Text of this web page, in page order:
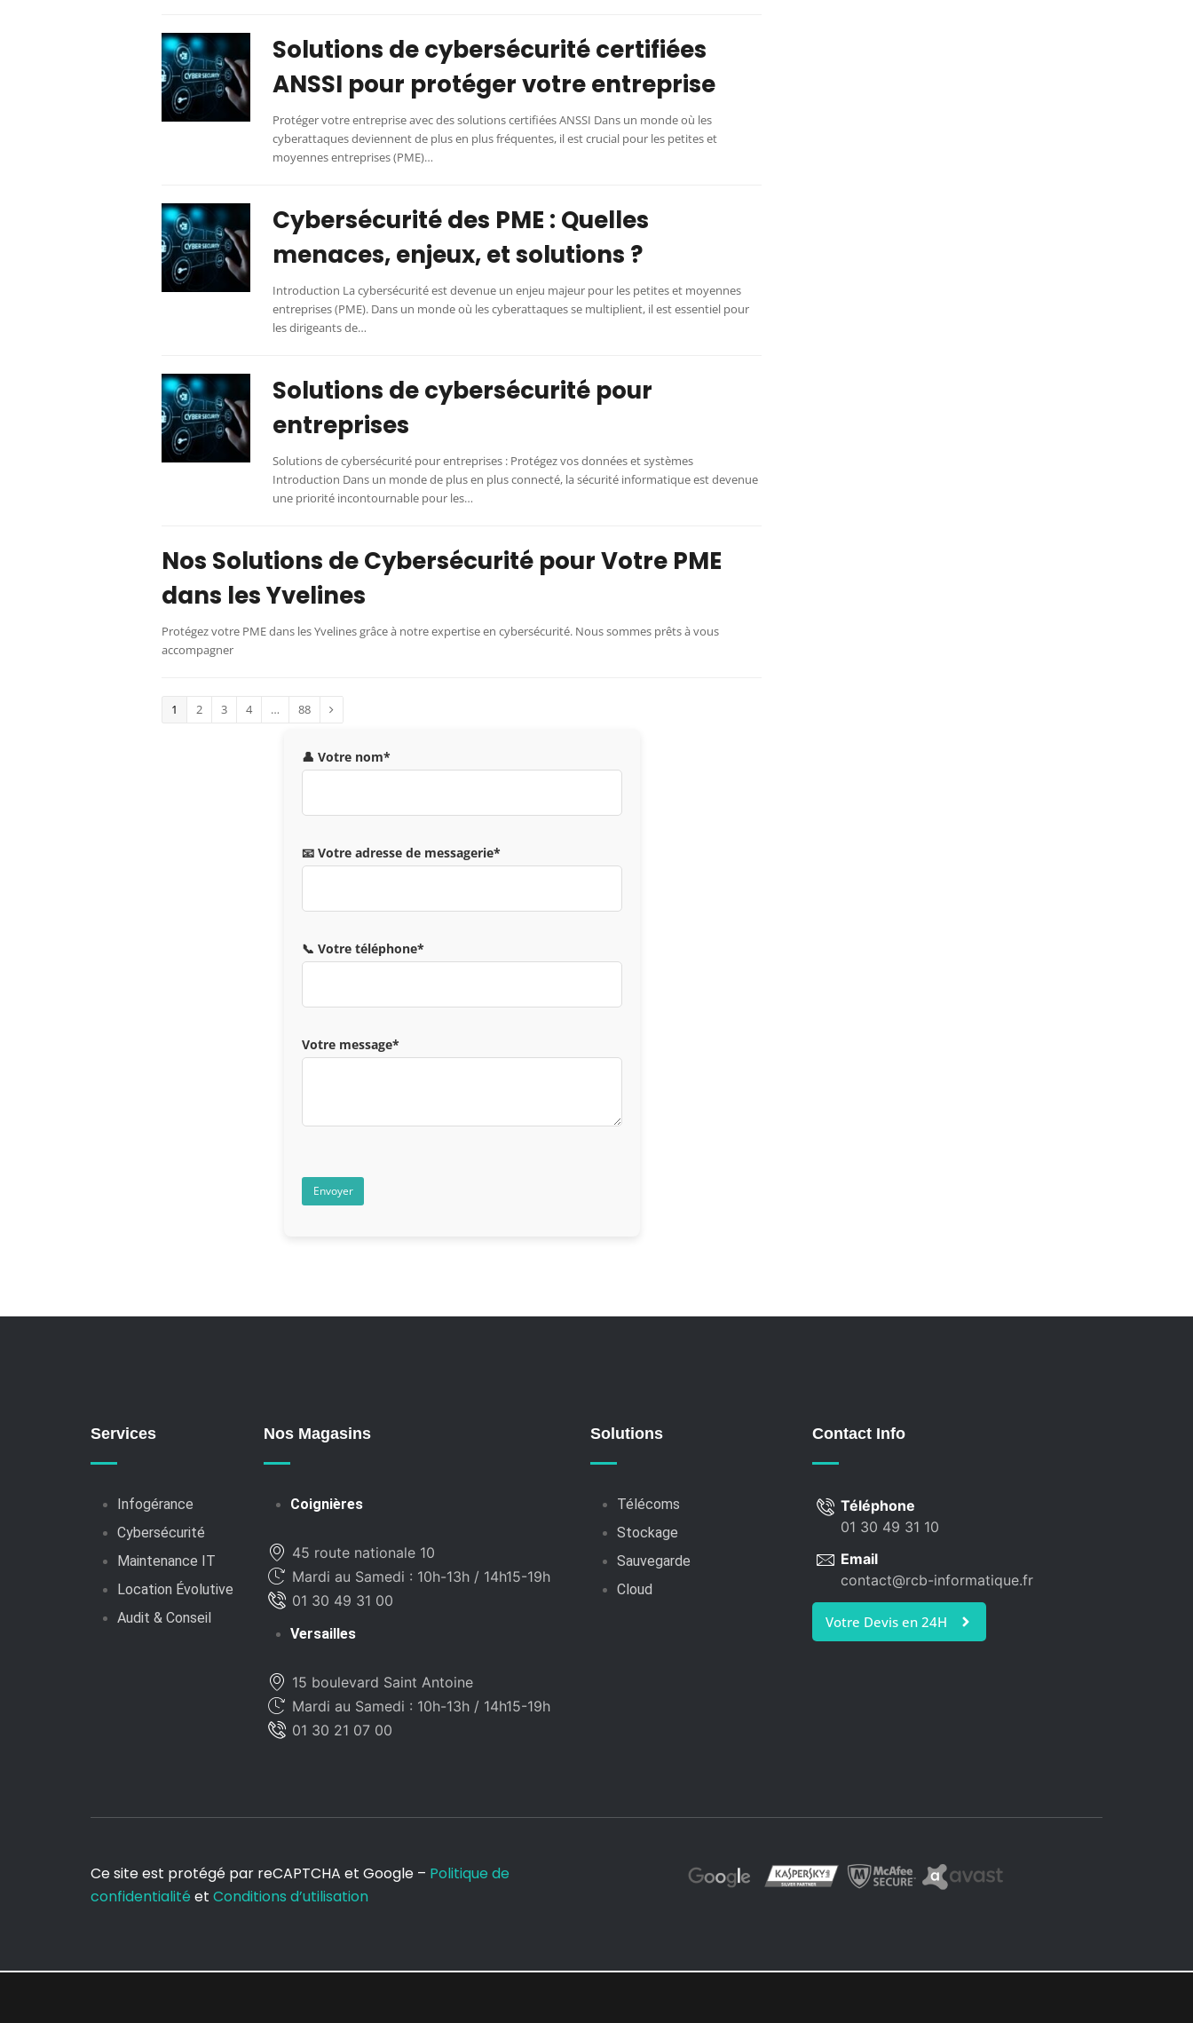
Solutions de cybersécurité certifiées
ANSSI pour protéger votre entreprise
Protéger votre entreprise avec des solutions certifiées ANSSI Dans un monde où les
cyberattaques deviennent de plus en plus fréquentes, il est crucial pour les petites et
moyennes entreprises (PME)…
Cybersécurité des PME : Quelles
menaces, enjeux, et solutions ?
Introduction La cybersécurité est devenue un enjeu majeur pour les petites et moyennes
entreprises (PME). Dans un monde où les cyberattaques se multiplient, il est essentiel pour
les dirigeants de…
Solutions de cybersécurité pour
entreprises
Solutions de cybersécurité pour entreprises : Protégez vos données et systèmes
Introduction Dans un monde de plus en plus connecté, la sécurité informatique est devenue
une priorité incontournable pour les…
Nos Solutions de Cybersécurité pour Votre PME
dans les Yvelines
Protégez votre PME dans les Yvelines grâce à notre expertise en cybersécurité. Nous sommes prêts à vous
accompagner
1 2 3 4 … 88
👤 Votre nom*
📧 Votre adresse de messagerie*
📞 Votre téléphone*
Votre message*
Services
Infogérance
Cybersécurité
Maintenance IT
Location Évolutive
Audit & Conseil
Nos Magasins
Coignières
45 route nationale 10
Mardi au Samedi : 10h-13h / 14h15-19h
01 30 49 31 00
Versailles
15 boulevard Saint Antoine
Mardi au Samedi : 10h-13h / 14h15-19h
01 30 21 07 00
Solutions
Télécoms
Stockage
Sauvegarde
Cloud
Contact Info
Téléphone
01 30 49 31 10
Email
contact@rcb-informatique.fr
Votre Devis en 24H
Ce site est protégé par reCAPTCHA et Google – Politique de
confidentialité et Conditions d’utilisation